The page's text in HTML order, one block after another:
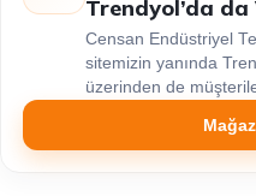
Trendyol’da da
Censan Endüstriyel
sitemizin yanında
üzerinden de